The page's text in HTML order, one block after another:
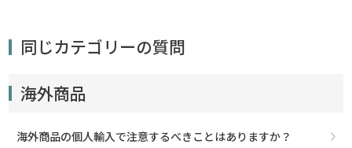
同じカテゴリーの質問
海外商品
海外商品の個人輸入で注意するべきことはありますか？